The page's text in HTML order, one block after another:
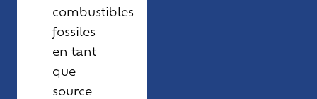
combustibles
fossiles
en tant
que
source